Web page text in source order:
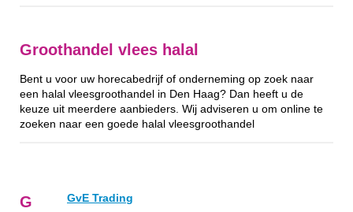
Groothandel vlees halal
Bent u voor uw horecabedrijf of onderneming op zoek naar
een halal vleesgroothandel in Den Haag? Dan heeft u de
keuze uit meerdere aanbieders. Wij adviseren u om online te
zoeken naar een goede halal vleesgroothandel
G GvE Trading